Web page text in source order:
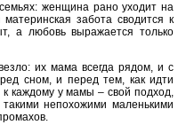
женщина рано уходит на
забота сводится к
а любовь выражается только
их мама всегда рядом, и с
сном, и перед тем, как идти
каждому у мамы – свой подход,
непохожими маленькими